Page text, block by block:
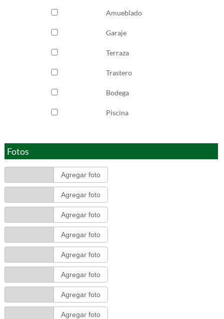
Amueblado
Garaje
Terraza
Trastero
Bodega
Piscina
Fotos
Agregar foto
Agregar foto
Agregar foto
Agregar foto
Agregar foto
Agregar foto
Agregar foto
Agregar foto